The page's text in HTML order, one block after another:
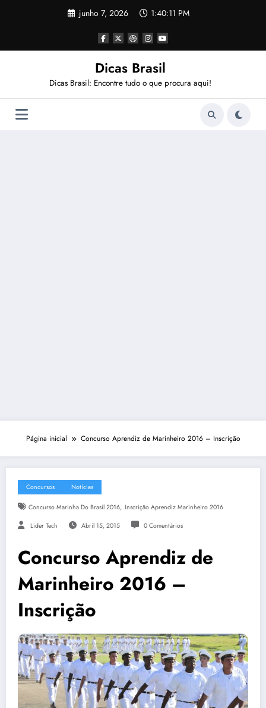
junho 7, 2026 1:40:12 PM
Dicas Brasil
Dicas Brasil: Encontre tudo o que procura aqui!
Página inicial Concurso Aprendiz de Marinheiro 2016 – Inscrição
Concursos Notícias
Concurso Marinha Do Brasil 2016, Inscrição Aprendiz Marinheiro 2016
Lider Tech Abril 15, 2015 0 Comentários
Concurso Aprendiz de
Marinheiro 2016 –
Inscrição